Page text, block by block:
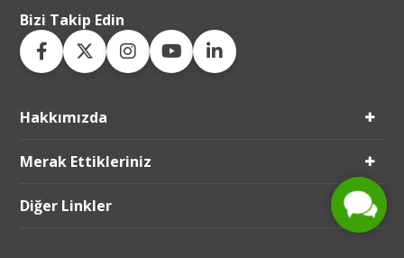
Bizi Takip Edin
Hakkımızda
Merak Ettikleriniz
Diğer Linkler